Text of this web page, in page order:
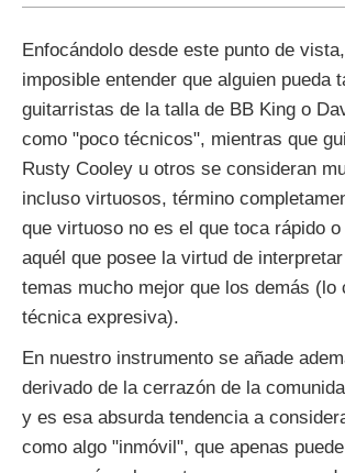
Enfocándolo desde este punto de
imposible entender que alguien pueda
guitarristas de la talla de BB King o
como "poco técnicos", mientras que
Rusty Cooley u otros se consideran
incluso virtuosos, término
que virtuoso no es el que toca rápido
aquél que posee la virtud de
temas mucho mejor que los demás (lo
técnica expresiva).
En nuestro instrumento se añade
derivado de la cerrazón de la
y es esa absurda tendencia a
como algo "inmóvil", que apenas